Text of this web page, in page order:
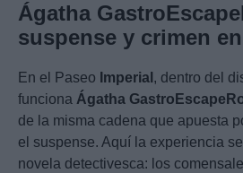
Ágatha
suspense y crimen
En el Paseo Imperial , dentro del
funciona Ágatha
de la misma cadena que apuesta
el suspense. Aquí la experiencia
novela detectivesca: los